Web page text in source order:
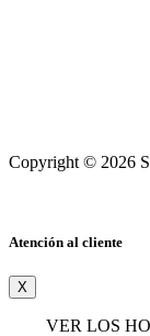
Copyright
Atención al cliente
X
VER LOS